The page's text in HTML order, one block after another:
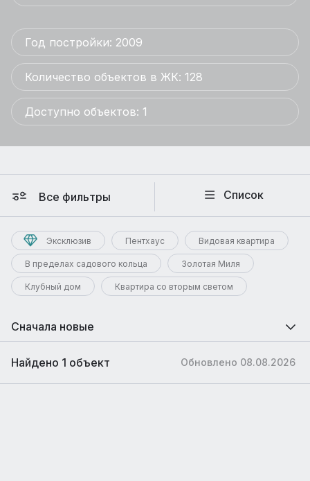
Год постройки: 2009
Количество объектов в ЖК: 128
Доступно объектов: 1
Все фильтры
Эксклюзив Пентхаус Видовая квартира
В пределах садового кольца Золотая Миля
Клубный дом Квартира со вторым светом
Список
Сначала новые
Обновлено 08.08.2026
Найдено 1 объект